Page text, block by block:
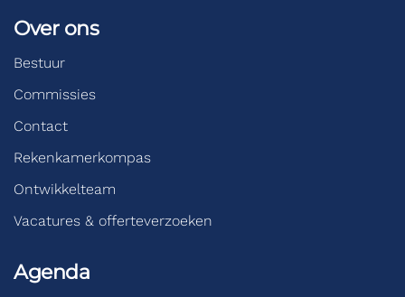
Over ons
Bestuur
Commissies
Contact
Rekenkamerkompas
Ontwikkelteam
Vacatures & offerteverzoeken
Agenda